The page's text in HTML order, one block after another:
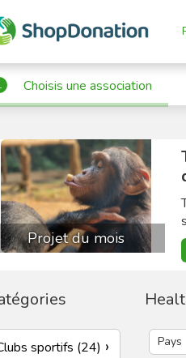
Choisis une association
Projet du mois
sportifs (24)